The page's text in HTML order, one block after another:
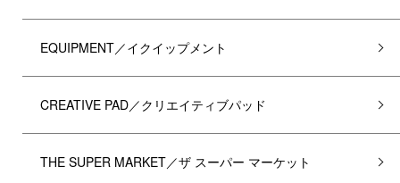
EQUIPMENT／イクイップメント
CREATIVE PAD／クリエイティブパッド
THE SUPER MARKET／ザ スーパー マーケット